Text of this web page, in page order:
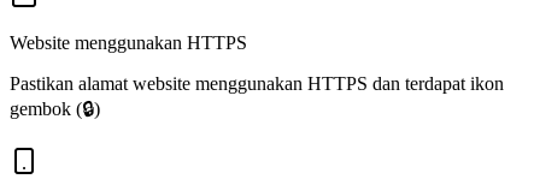
Website menggunakan HTTPS
Pastikan alamat website menggunakan HTTPS dan terdapat ikon
gembok (🔒)